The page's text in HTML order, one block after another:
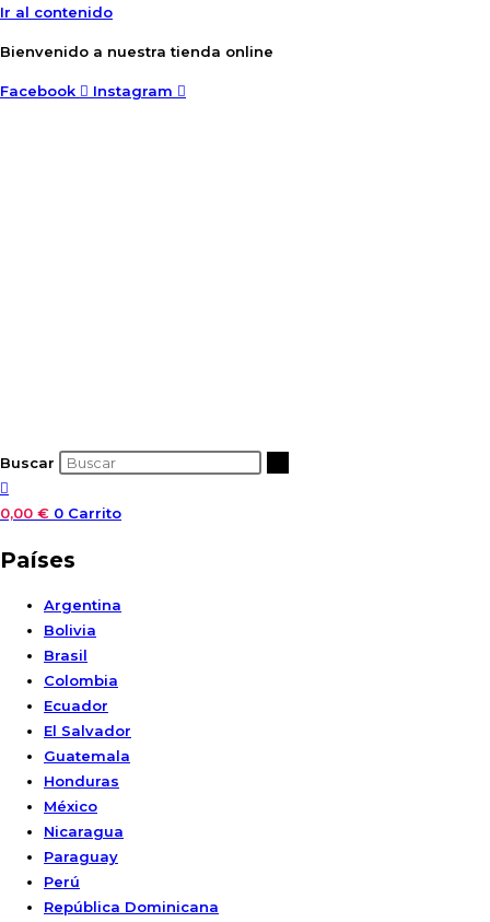
Ir al contenido
Bienvenido a nuestra tienda online
Facebook Instagram
Buscar
0,00 € 0 Carrito
Países
Argentina
Bolivia
Brasil
Colombia
Ecuador
El Salvador
Guatemala
Honduras
México
Nicaragua
Paraguay
Perú
República Dominicana